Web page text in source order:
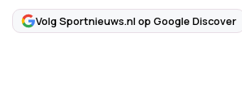
Volg Sportnieuws.nl op Google Discover